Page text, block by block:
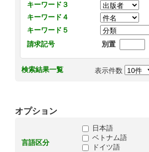
キーワード３
キーワード４
キーワード５
請求記号
別置
検索結果一覧 表示件数
オプション
言語区分
日本語
ベトナム語
ドイツ語